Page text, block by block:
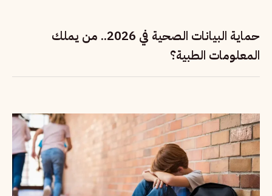
حماية البيانات الصحية في 2026.. من يملك
المعلومات الطبية؟